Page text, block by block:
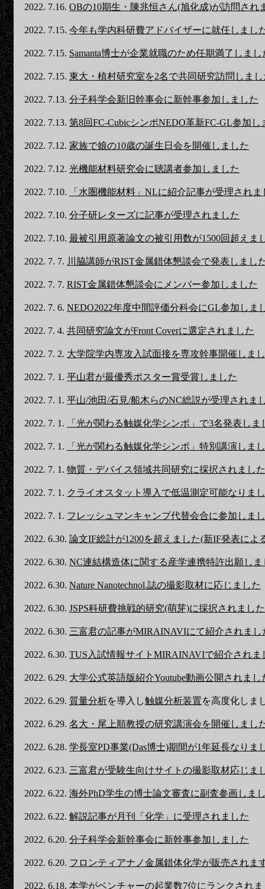
2022. 7.16. OBの10期生・陳兆恒さん(旭化成)が訪問され
2022. 7.15. 今年も学内科研費アドバイザーに就任しまし
2022. 7.15. Samanta博士が企業就職のため任期満了しまし
2022. 7.15. 東大・植村研究室を2名で共同研究訪問しまし
2022. 7.13. 分子科学会新旧幹事会に新幹事参加しました
2022. 7.13. 第8回FC-CubicシンポNEDO革新FC-GL参加し
2022. 7.12. 家族で娘の10歳の誕生日会を開催しました
2022. 7.12. 光機能材料研究会に聴講者参加しました
2022. 7.10. 「水圏機能材料」NLに紹介記事が受理されま
2022. 7.10. 分子研レターズに記事が受理されました
2022. 7.10. 最被引用原著論文の被引用数が1500回超えま
2022. 7. 7. 川脇講師がRIST金属錯体懇談会で発表しまし
2022. 7. 7. RIST金属錯体懇談会にメンバー参加しました
2022. 7. 6. NEDO2022年度中間評価分科会にGL参加しま
2022. 7. 4. 共同研究論文がFront Coverに選定されました
2022. 7. 2. 大学院学内専攻入試面接を専攻幹事開催しま
2022. 7. 1. 平山君が最優秀ポスター賞受賞しました
2022. 7. 1. 平山/池田/石見/船木らのNC総説が受理されま
2022. 7. 1. 「光が関わる触媒化学シンポ」で3名発表しま
2022. 7. 1. 「光が関わる触媒化学シンポ」特別講演しま
2022. 7. 1. 物質・デバイス領域共同研究に採択されました
2022. 7. 1. クライオスタット導入で低温測定可能なりま
2022. 7. 1. フレッシュマンキャンプ代替会合に参加しま
2022. 6.30. 論文IF総計が1200を超えました(新IF発表によ
2022. 6.30. NC連結構造体に関する産学連携特許出願しま
2022. 6.30. Nature Nanotechnol.誌の撮影取材に応じました
2022. 6.30. JSPS科研費挑戦的研究(萌芽)に採択されました
2022. 6.30. 三富君の記事がMIRAINAVIにて紹介されまし
2022. 6.30. TUS入試情報サイトMIRAINAVIで紹介されま
2022. 6.29. 大学公式英語版紹介Youtube動画公開されまし
2022. 6.29. 質量分析を導入し触媒分析装置を高度化しま
2022. 6.29. 名大・尾上順教授の研究講演会を開催しまし
2022. 6.28. 学長室PD事業(Das博士)期間が1年延長なりま
2022. 6.23. 三富君が受験生向けサイトの撮影取材応じま
2022. 6.22. 海外PhD学生の博士論文審査に副査参画しま
2022. 6.22. 解説記事が月刊「化学」に受理されました
2022. 6.20. 分子科学会新幹事会に新幹事参加しました
2022. 6.20. フロンティアナノ金属錯体化学が販売されま
2022. 6.18. 本学がベンチャーの起業数7位にランクされ